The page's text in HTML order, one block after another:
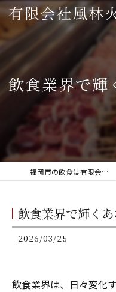
飲食業界で輝
福岡市の飲食は有限会社風林火山
飲食業界で輝く
2026/03/25
飲食業界は、日々変化